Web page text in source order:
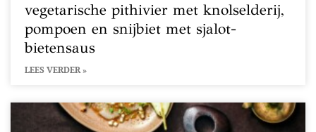
vegetarische pithivier met knolselderij,
pompoen en snijbiet met sjalot-
bietensaus
LEES VERDER »